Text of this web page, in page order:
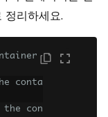
정리하세요.
conta
the con